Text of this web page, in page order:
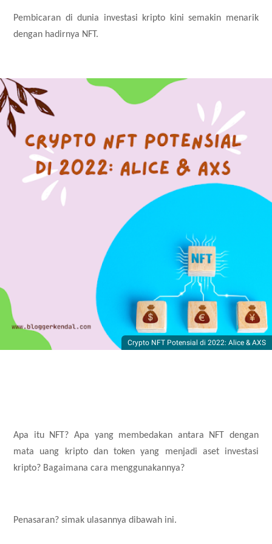
Pembicaran di dunia investasi kripto kini semakin menarik
dengan hadirnya NFT.
Crypto NFT Potensial di 2022: Alice & AXS
Apa itu NFT? Apa yang membedakan antara NFT dengan
mata uang kripto dan token yang menjadi aset investasi
kripto? Bagaimana cara menggunakannya?
Penasaran? simak ulasannya dibawah ini.